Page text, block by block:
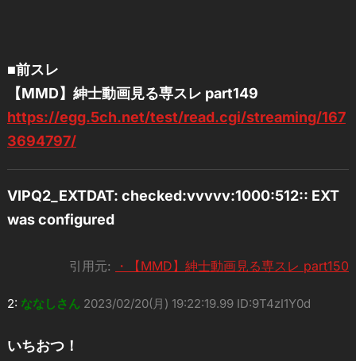
■前スレ
【MMD】紳士動画見る専スレ part149
https://egg.5ch.net/test/read.cgi/streaming/167
3694797/
VIPQ2_EXTDAT: checked:vvvvv:1000:512:: EXT
was configured
引用元: ・【MMD】紳士動画見る専スレ part150
2: ななしさん 2023/02/20(月) 19:22:19.99 ID:9T4zI1Y0d
いちおつ！